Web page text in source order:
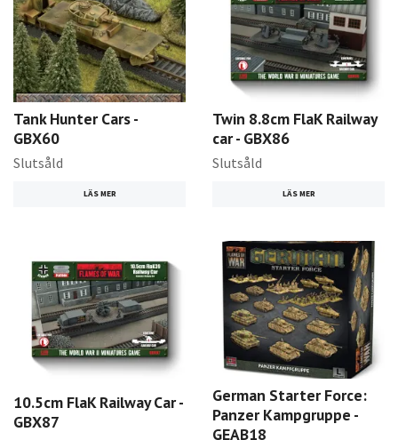
Tank Hunter Cars -
GBX60
Slutsåld
LÄS MER
Twin 8.8cm FlaK Railway
car - GBX86
Slutsåld
LÄS MER
10.5cm FlaK Railway Car -
GBX87
German Starter Force:
Panzer Kampgruppe -
GEAB18